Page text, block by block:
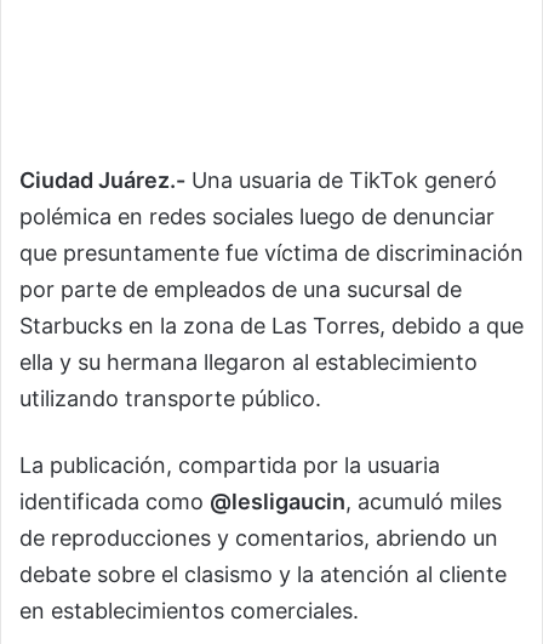
Ciudad Juárez.- Una usuaria de TikTok generó
polémica en redes sociales luego de denunciar
que presuntamente fue víctima de discriminación
por parte de empleados de una sucursal de
Starbucks en la zona de Las Torres, debido a que
ella y su hermana llegaron al establecimiento
utilizando transporte público.
La publicación, compartida por la usuaria
identificada como @lesligaucin, acumuló miles
de reproducciones y comentarios, abriendo un
debate sobre el clasismo y la atención al cliente
en establecimientos comerciales.